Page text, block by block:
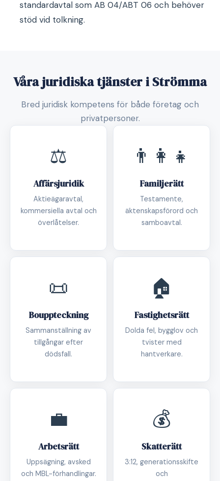
standardavtal som AB 04/ABT 06 och behöver
stöd vid tolkning.
Våra juridiska tjänster i Strömma
Bred juridisk kompetens för både företag och
privatpersoner.
⚖️
Affärsjuridik
Aktieägaravtal,
kommersiella avtal och
överlåtelser.
👨‍👩‍👧
Familjerätt
Testamente,
äktenskapsförord och
samboavtal.
📜
Bouppteckning
Sammanställning av
tillgångar efter
dödsfall.
🏠
Fastighetsrätt
Dolda fel, bygglov och
tvister med
hantverkare.
💼
Arbetsrätt
Uppsägning, avsked
och MBL-förhandlingar.
💰
Skatterätt
3:12, generationsskifte
och